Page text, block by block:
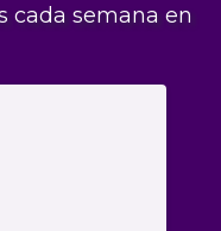
cada semana en